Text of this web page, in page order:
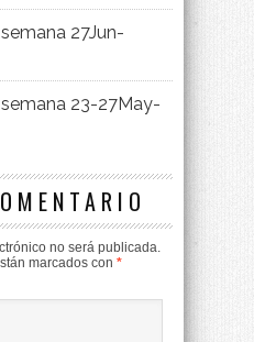
27Jun-
23-27May-
no será publicada.
marcados con *